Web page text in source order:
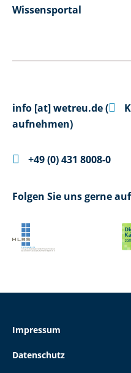
Wissensportal
info [at]wetreu.de(
aufnehmen)
 +49 (0) 431 8008-0
Folgen Sie uns gerne auf
Impressum
Datenschutz